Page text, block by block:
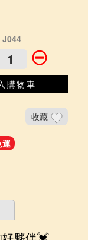
J044
購物車
收藏